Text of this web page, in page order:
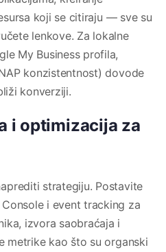
koji se citiraju — sve su
lenkove. Za lokalne
My Business profila,
konzistentnost) dovode
konverziji.
i optimizacija za
strategiju. Postavite
i event tracking za
izvora saobraćaja i
metrike kao što su organski